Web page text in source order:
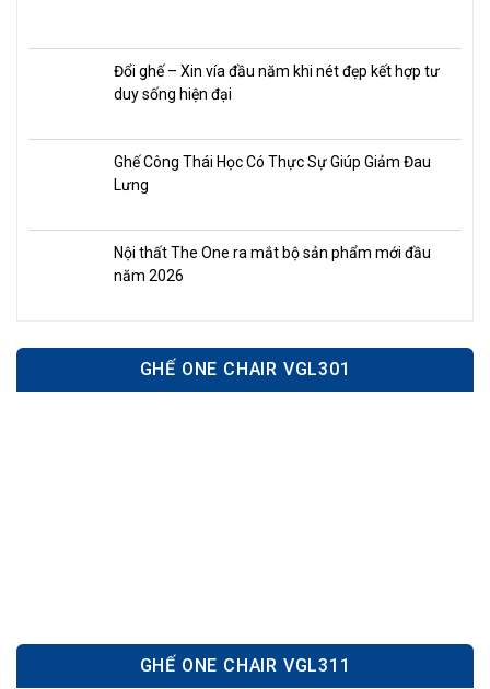
Đổi ghế – Xin vía đầu năm khi nét đẹp kết hợp tư
duy sống hiện đại
Ghế Công Thái Học Có Thực Sự Giúp Giảm Đau
Lưng
Nội thất The One ra mắt bộ sản phẩm mới đầu
năm 2026
GHẾ ONE CHAIR VGL301
GHẾ ONE CHAIR VGL311